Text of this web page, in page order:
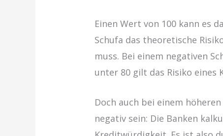
Einen Wert von 100 kann es
Schufa das theoretische
muss. Bei einem negativen
unter 80 gilt das Risiko eines
Doch auch bei einem
negativ sein: Die Banken